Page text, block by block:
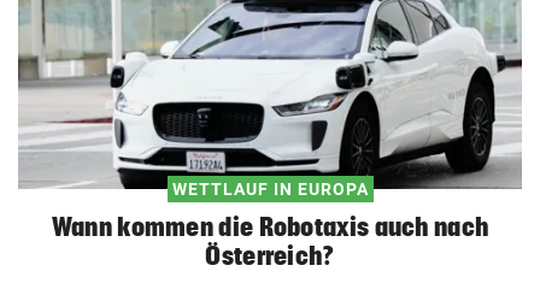
WETTLAUF IN EUROPA
Wann kommen die Robotaxis auch nach
Österreich?